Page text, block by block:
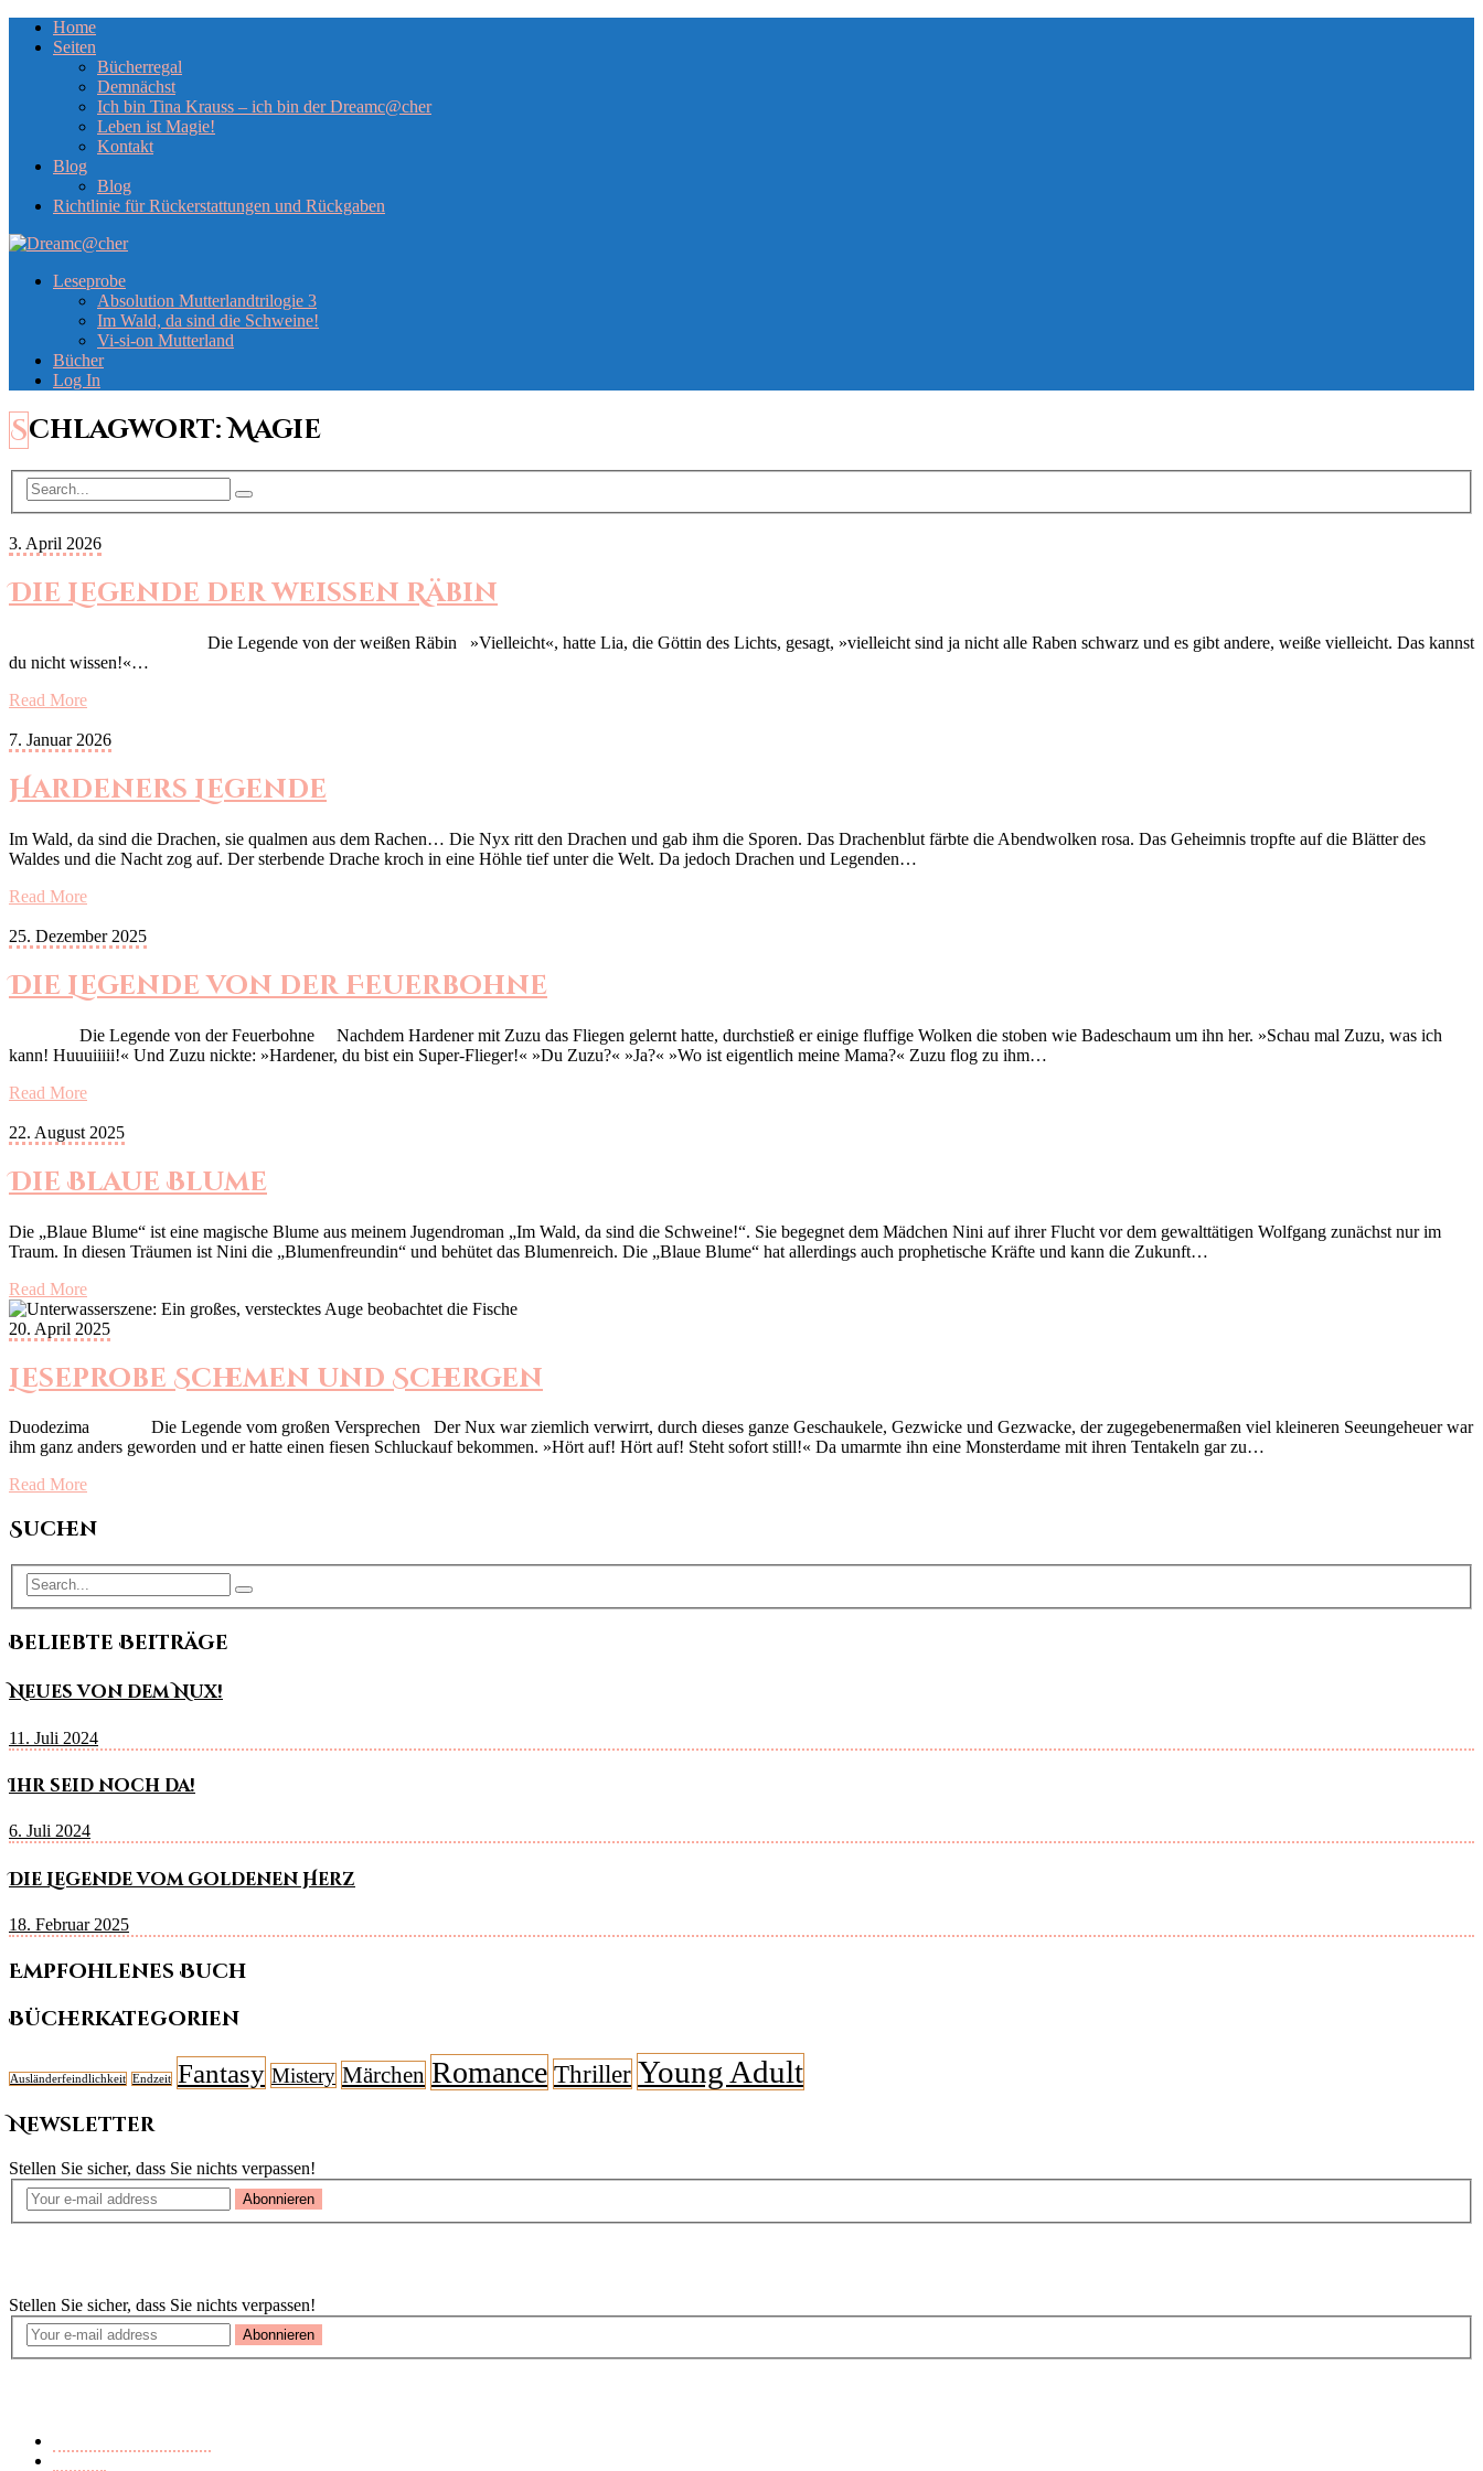
Home
Seiten
Bücherregal
Demnächst
Ich bin Tina Krauss – ich bin der Dreamc@cher
Leben ist Magie!
Kontakt
Blog
Blog
Richtlinie für Rückerstattungen und Rückgaben
Leseprobe
Absolution Mutterlandtrilogie 3
Im Wald, da sind die Schweine!
Vi-si-on Mutterland
Bücher
Log In
Schlagwort:Magie
3. April 2026
Die Legende der weißen Räbin
Die Legende von der weißen Räbin »Vielleicht«, hatte Lia, die Göttin des Lichts, gesagt, »vielleicht sind ja nicht alle Raben schwarz und es gibt andere, weiße vielleicht. Das kannst
du nicht wissen!«…
Read More
7. Januar 2026
Hardeners Legende
Im Wald, da sind die Drachen, sie qualmen aus dem Rachen… Die Nyx ritt den Drachen und gab ihm die Sporen. Das Drachenblut färbte die Abendwolken rosa. Das Geheimnis tropfte auf die Blätter des
Waldes und die Nacht zog auf. Der sterbende Drache kroch in eine Höhle tief unter die Welt. Da jedoch Drachen und Legenden…
Read More
25. Dezember 2025
Die Legende von der Feuerbohne
Die Legende von der Feuerbohne Nachdem Hardener mit Zuzu das Fliegen gelernt hatte, durchstieß er einige fluffige Wolken die stoben wie Badeschaum um ihn her. »Schau mal Zuzu, was ich
kann! Huuuiiiii!« Und Zuzu nickte: »Hardener, du bist ein Super-Flieger!« »Du Zuzu?« »Ja?« »Wo ist eigentlich meine Mama?« Zuzu flog zu ihm…
Read More
22. August 2025
Die Blaue Blume
Die „Blaue Blume“ ist eine magische Blume aus meinem Jugendroman „Im Wald, da sind die Schweine!“. Sie begegnet dem Mädchen Nini auf ihrer Flucht vor dem gewalttätigen Wolfgang zunächst nur im
Traum. In diesen Träumen ist Nini die „Blumenfreundin“ und behütet das Blumenreich. Die „Blaue Blume“ hat allerdings auch prophetische Kräfte und kann die Zukunft…
Read More
20. April 2025
Leseprobe Schemen und Schergen
Duodezima Die Legende vom großen Versprechen Der Nux war ziemlich verwirrt, durch dieses ganze Geschaukele, Gezwicke und Gezwacke, der zugegebenermaßen viel kleineren Seeungeheuer war
ihm ganz anders geworden und er hatte einen fiesen Schluckauf bekommen. »Hört auf! Hört auf! Steht sofort still!« Da umarmte ihn eine Monsterdame mit ihren Tentakeln gar zu…
Read More
Suchen
Beliebte Beiträge
Neues von dem Nux!
11. Juli 2024
Ihr seid noch da!
6. Juli 2024
Die Legende vom goldenen Herz
18. Februar 2025
Empfohlenes Buch
Bücherkategorien
Ausländerfeindlichkeit Endzeit Fantasy Mistery Märchen Romance Thriller Young Adult
Newsletter
Stellen Sie sicher, dass Sie nichts verpassen!
Abonnieren
Stellen Sie sicher, dass Sie nichts verpassen!
Abonnieren